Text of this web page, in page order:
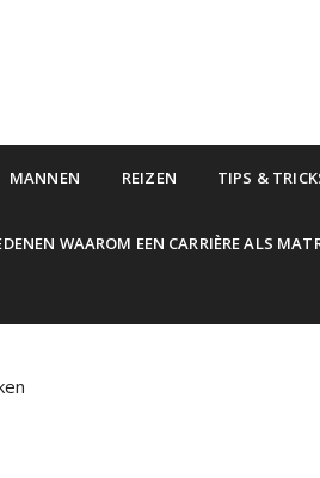
MANNEN REIZEN TIPS &
WAAROM EEN CARRIÈRE ALS